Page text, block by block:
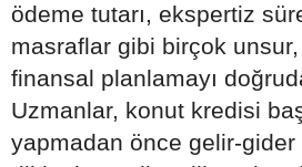
ödeme tutarı, ekspertiz
masraflar gibi birçok
finansal planlamayı
Uzmanlar, konut kredisi
yapmadan önce gelir-gider